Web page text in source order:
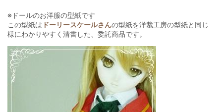
※ドールのお洋服の型紙です
この型紙は ドーリースケールさんの型紙を洋裁工房の型紙と同じ
様にわかりやすく清書した、委託商品です。